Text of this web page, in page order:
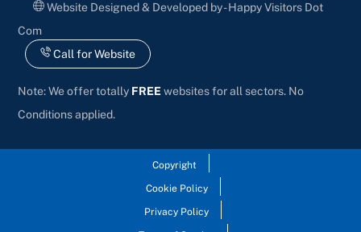
Website Designed & Developed by - Happy Visitors Dot
Com
Call for Website
Note: We offer totally FREE websites for all sectors. No
Conditions applied.
Copyright
Cookie Policy
Privacy Policy